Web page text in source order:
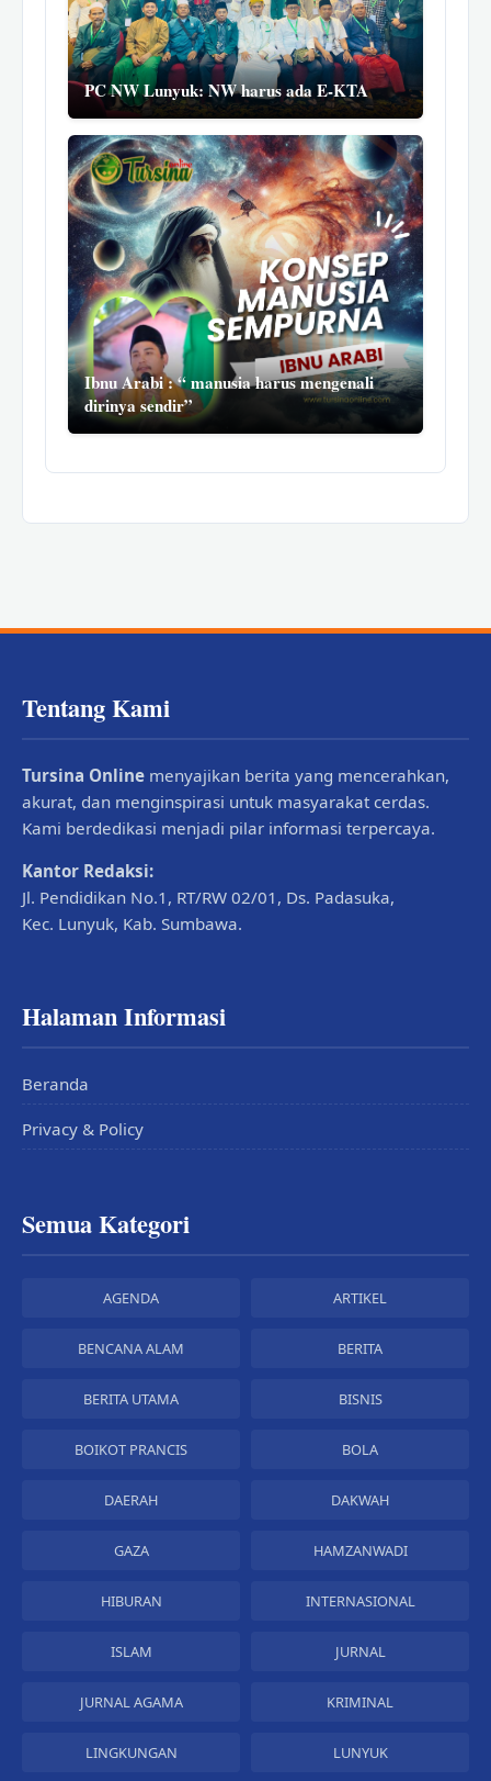
PC NW Lunyuk: NW harus ada E-KTA
Ibnu Arabi : “ manusia harus mengenali
dirinya sendir”
Tentang Kami
Tursina Online menyajikan berita yang mencerahkan,
akurat, dan menginspirasi untuk masyarakat cerdas.
Kami berdedikasi menjadi pilar informasi terpercaya.
Kantor Redaksi:
Jl. Pendidikan No.1, RT/RW 02/01, Ds. Padasuka,
Kec. Lunyuk, Kab. Sumbawa.
Halaman Informasi
Beranda
Privacy & Policy
Semua Kategori
AGENDA ARTIKEL
BENCANA ALAM BERITA
BERITA UTAMA BISNIS
BOIKOT PRANCIS BOLA
DAERAH DAKWAH
GAZA HAMZANWADI
HIBURAN INTERNASIONAL
ISLAM JURNAL
JURNAL AGAMA KRIMINAL
LINGKUNGAN LUNYUK